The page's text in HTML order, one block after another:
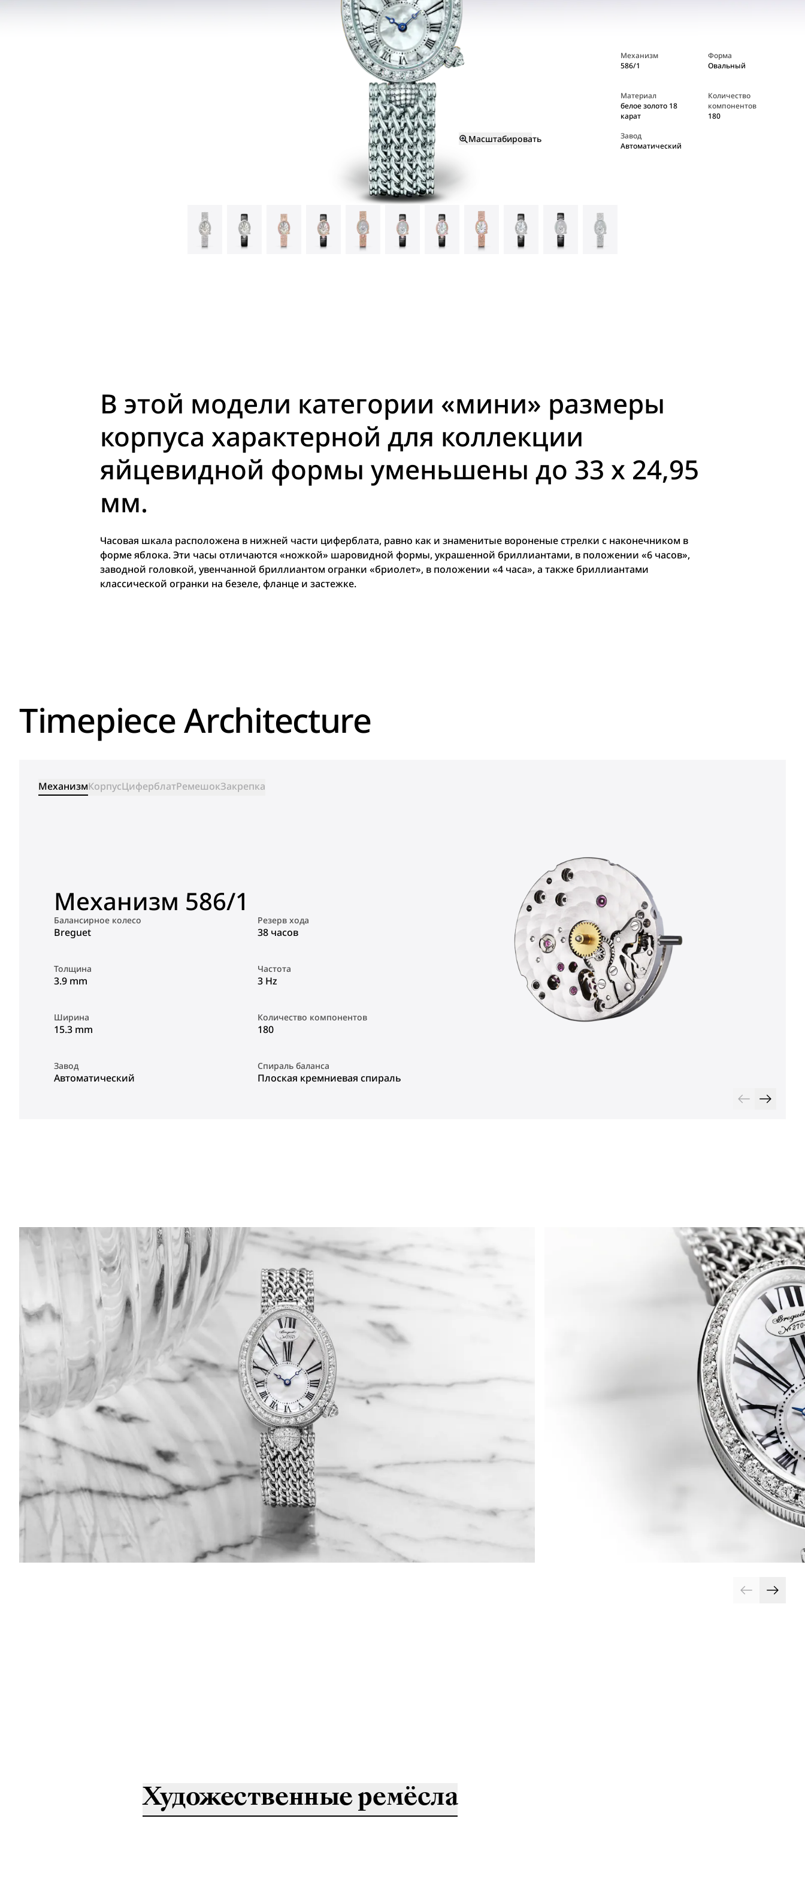
Масштабировать
Механизм
586/1
Форма
Овальный
Материал
белое золото 18
карат
Количество
компонентов
180
Завод
Автоматический
В этой модели категории «мини» размеры
корпуса характерной для коллекции
яйцевидной формы уменьшены до 33 x 24,95
мм.
Часовая шкала расположена в нижней части циферблата, равно как и знаменитые вороненые стрелки с наконечником в
форме яблока. Эти часы отличаются «ножкой» шаровидной формы, украшенной бриллиантами, в положении «6 часов»,
заводной головкой, увенчанной бриллиантом огранки «бриолет», в положении «4 часа», а также бриллиантами
классической огранки на безеле, фланце и застежке.
Timepiece Architecture
МеханизмКорпусЦиферблатРемешокЗакрепка
Механизм 586/1
Балансирное колесо
Breguet
Резерв хода
38 часов
Толщина
3.9 mm
Частота
3 Hz
Ширина
15.3 mm
Количество компонентов
180
Завод
Автоматический
Спираль баланса
Плоская кремниевая спираль
Художественные ремёсла